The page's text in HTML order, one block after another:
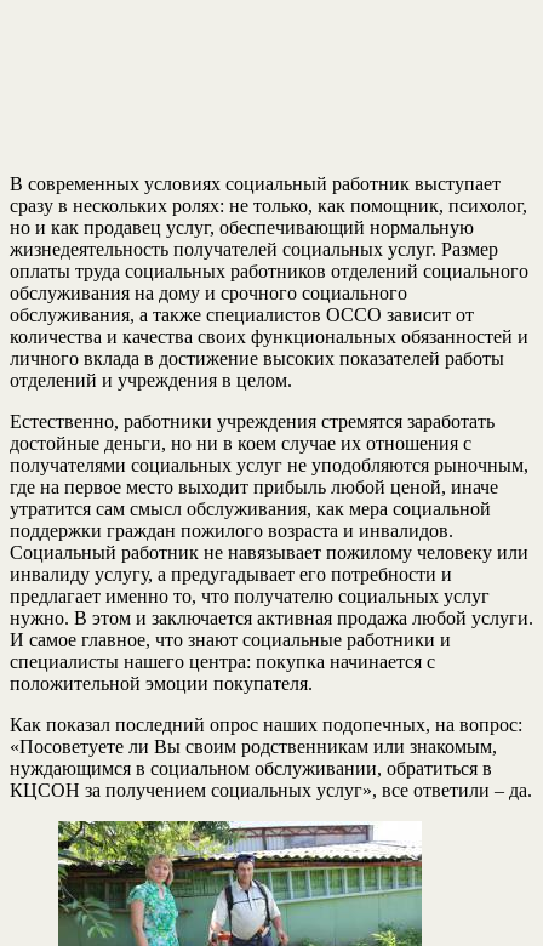
В современных условиях социальный работник выступает
сразу в нескольких ролях: не только, как помощник, психолог,
но и как продавец услуг, обеспечивающий нормальную
жизнедеятельность получателей социальных услуг. Размер
оплаты труда социальных работников отделений социального
обслуживания на дому и срочного социального
обслуживания, а также специалистов ОССО зависит от
количества и качества своих функциональных обязанностей и
личного вклада в достижение высоких показателей работы
отделений и учреждения в целом.
Естественно, работники учреждения стремятся заработать
достойные деньги, но ни в коем случае их отношения с
получателями социальных услуг не уподобляются рыночным,
где на первое место выходит прибыль любой ценой, иначе
утратится сам смысл обслуживания, как мера социальной
поддержки граждан пожилого возраста и инвалидов.
Социальный работник не навязывает пожилому человеку или
инвалиду услугу, а предугадывает его потребности и
предлагает именно то, что получателю социальных услуг
нужно. В этом и заключается активная продажа любой услуги.
И самое главное, что знают социальные работники и
специалисты нашего центра: покупка начинается с
положительной эмоции покупателя.
Как показал последний опрос наших подопечных, на вопрос:
«Посоветуете ли Вы своим родственникам или знакомым,
нуждающимся в социальном обслуживании, обратиться в
КЦСОН за получением социальных услуг», все ответили – да.